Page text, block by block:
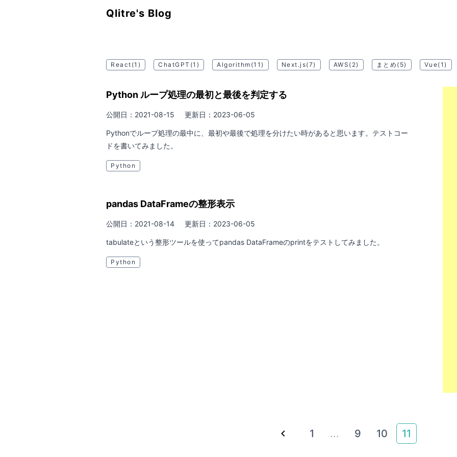
Qlitre's Blog
React (1) ChatGPT (1) Algorithm (11) Next.js(7) AWS (2) まとめ (5) Vue(1)
Python ループ処理の最初と最後を判定する
公開日：2021-08-15 更新日：2023-06-05
Pythonでループ処理の最中に、最初や最後で処理を分けたい時があると思います。テストコー
ドを書いてみました。
Python
pandas DataFrameの整形表示
公開日：2021-08-14 更新日：2023-06-05
tabulateという整形ツールを使ってpandas DataFrameのprintをテストしてみました。
Python
1 ... 9 10 11